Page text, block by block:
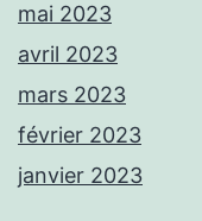
mai 2023
avril 2023
mars 2023
février 2023
janvier 2023